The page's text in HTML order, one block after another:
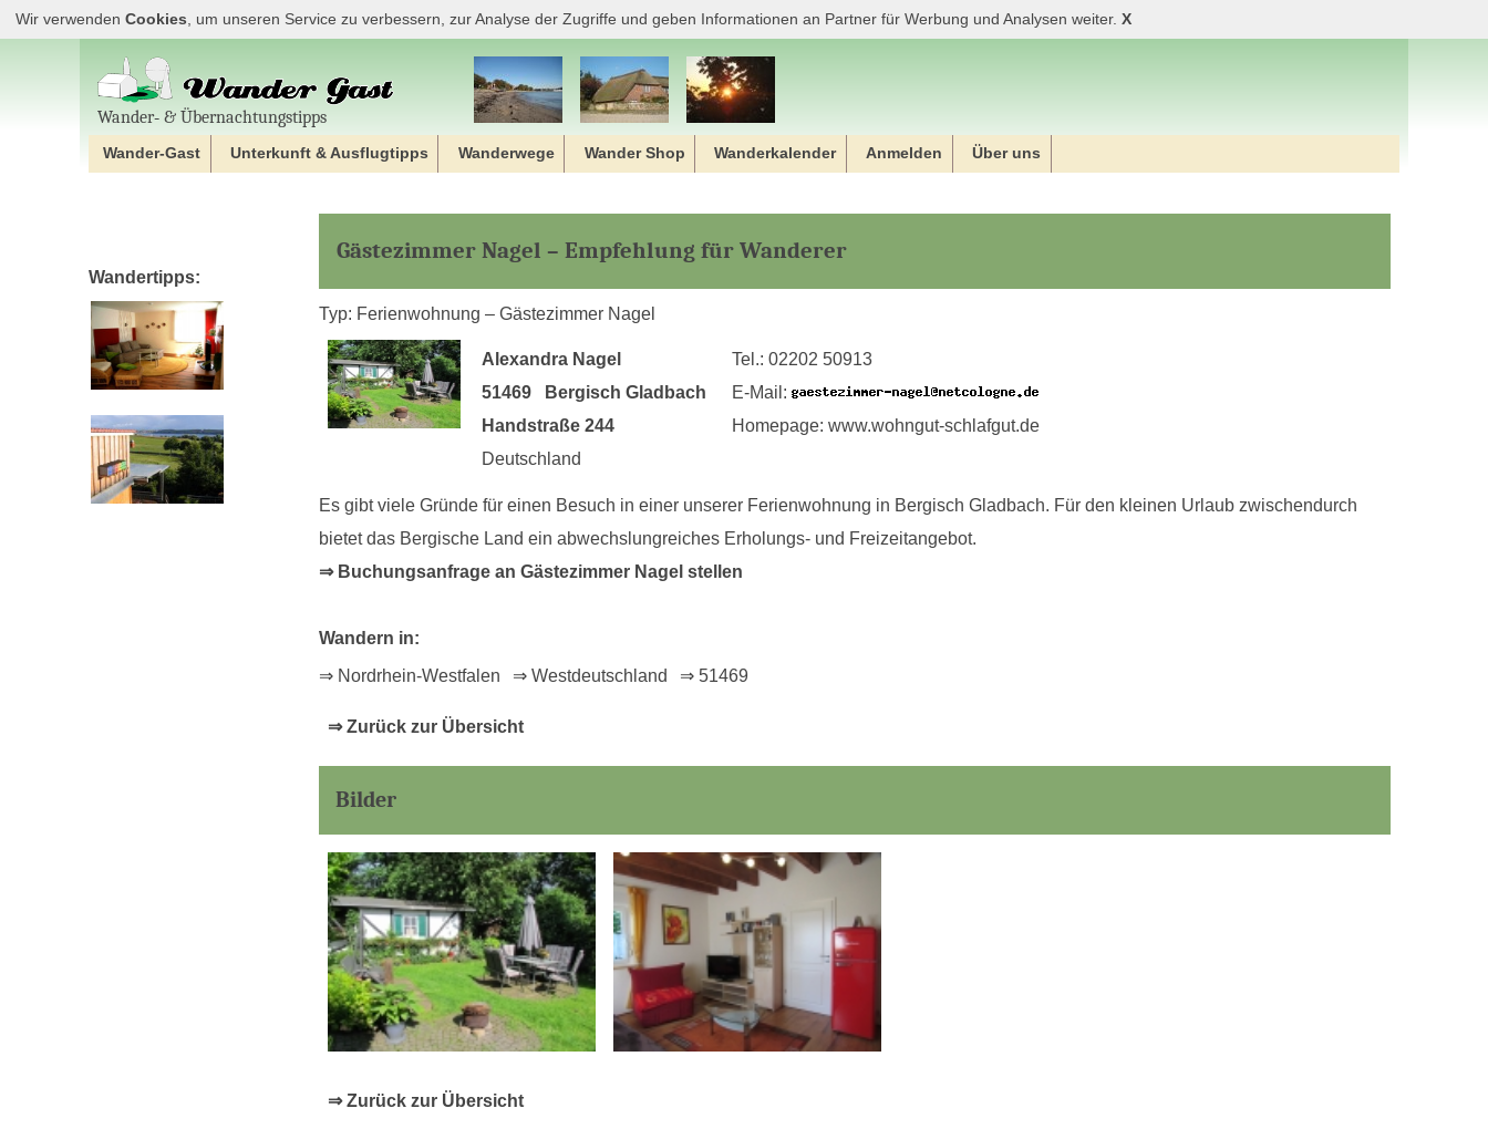
Wir verwenden Cookies , um unseren Service zu verbessern, zur Analyse der Zugriffe und geben Informationen an Partner für Werbung und Analysen weiter. X
Wander‐ & Übernachtungstipps
Wander-Gast Unterkunft & Ausflugtipps Wanderwege Wander Shop Wanderkalender Anmelden Über uns
Wandertipps:
Gästezimmer Nagel – Empfehlung für Wanderer
Typ: Ferienwohnung – Gästezimmer Nagel
Alexandra Nagel
51469 Bergisch Gladbach
Handstraße 244
Deutschland
Tel.: 02202 50913
E-Mail:
Homepage: www.wohngut-schlafgut.de
Es gibt viele Gründe für einen Besuch in einer unserer Ferienwohnung in Bergisch Gladbach. Für den kleinen Urlaub zwischendurch
bietet das Bergische Land ein abwechslungreiches Erholungs- und Freizeitangebot.
⇒ Buchungsanfrage an Gästezimmer Nagel stellen
Wandern in:
⇒ Nordrhein-Westfalen ⇒ Westdeutschland ⇒ 51469
⇒ Zurück zur Übersicht
Bilder
⇒ Zurück zur Übersicht